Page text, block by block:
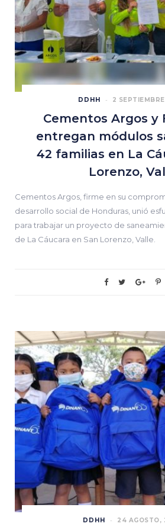
DDHH 2
Cementos Argos y
entregan módulos
42 familias en La
Lorenzo,
Cementos Argos, firme en su
desarrollo social de Honduras, unió
para trabajar un proyecto de
de La Cáucara en San Lorenzo, Valle.
DDHH 24 AGOSTO,